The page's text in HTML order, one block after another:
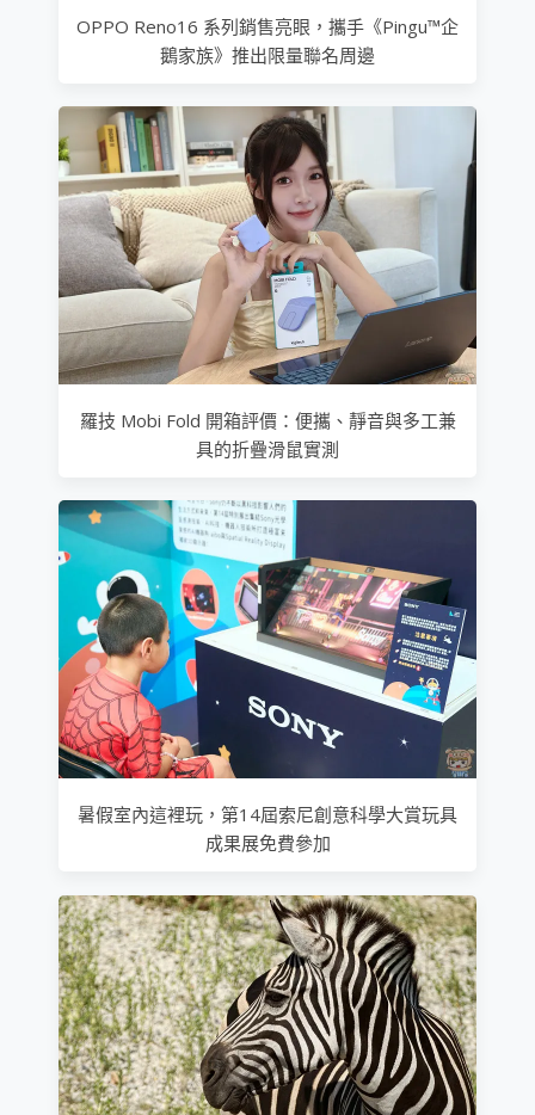
OPPO Reno16 系列銷售亮眼，攜手《Pingu™企
鵝家族》推出限量聯名周邊
羅技 Mobi Fold 開箱評價：便攜、靜音與多工兼
具的折疊滑鼠實測
暑假室內這裡玩，第14屆索尼創意科學大賞玩具
成果展免費參加